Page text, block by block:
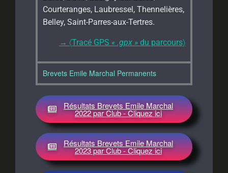
Courteranges, Laubressel, Thennelières,
Belley, Saint-Parres-aux-Tertres.
→ 〈Tracé GPS « .gpx » du parcours〉
Brevets Emile Marchal Permanents
Résultats Brevets Emile Marchal
2022 par Club - Cliquez ici
Résultats Brevets Emile Marchal
2023 par Club - Cliquez ici